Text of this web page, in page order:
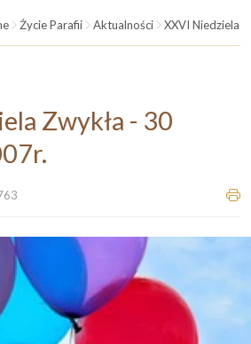
Życie Parafii Aktualności XXVI Niedziela
Zwykła - 30